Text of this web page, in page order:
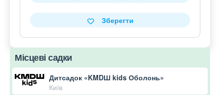
Зберегти
Місцеві садки
Дитсадок «KMDШ kids Оболонь»
Київ